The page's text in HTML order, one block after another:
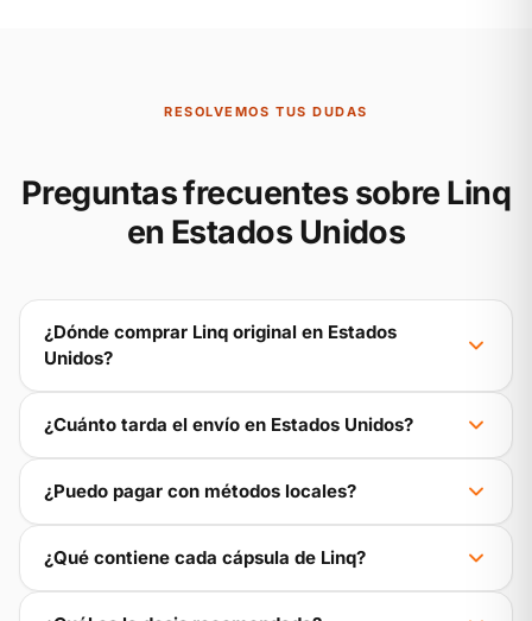
RESOLVEMOS TUS DUDAS
Preguntas frecuentes sobre Linq
en Estados Unidos
¿Dónde comprar Linq original en Estados
Unidos?
¿Cuánto tarda el envío en Estados Unidos?
¿Puedo pagar con métodos locales?
¿Qué contiene cada cápsula de Linq?